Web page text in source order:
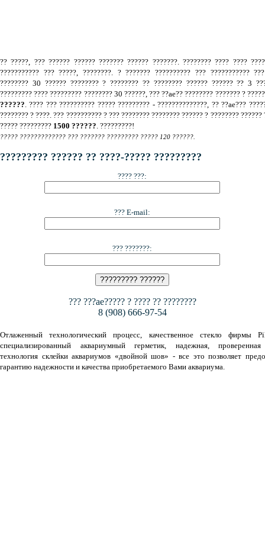
?? ?????, ??? ?????? ?????? ??????? ?????? ???????. ???????? ???? ????
??????????? ??? ?????, ????????. ? ??????? ?????????? ??? ???????????
???????? 30 ?????? ???????? ? ???????? ?? ???????? ?????? ?????? ?? 3
????????? ???? ????????? ???????? 30 ??????, ??? ??ae?? ???????? ??????? ?
??????. ???? ??? ?????????? ????? ????????? - ??????????????, ?? ??ae???
???????? ? ????. ??? ?????????? ? ??? ???????? ???????? ?????? ? ???????? ??????
????? ????????? 1500 ??????. ?????????!
????? ????????????? ??? ??????? ????????? ????? 120 ??????.
????????? ?????? ?? ????-????? ?????????
???? ???:
??? E-mail:
??? ???????:
??? ???ae????? ? ???? ?? ????????
8 (908) 666-97-54
Отлаженный технологический процесс, качественное стекло фирмы
специализированный аквариумный герметик, надежная,
технология склейки аквариумов «двойной шов» - все это позволяет
гарантию надежности и качества приобретаемого Вами аквариума.